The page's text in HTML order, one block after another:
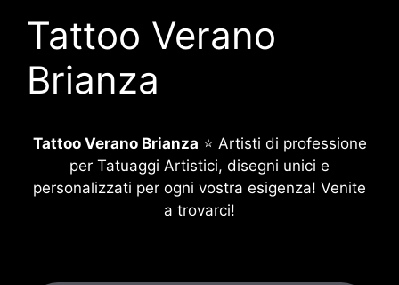
Tattoo Verano
Brianza
Tattoo Verano Brianza ⭐ Artisti di professione
per Tatuaggi Artistici, disegni unici e
personalizzati per ogni vostra esigenza! Venite
a trovarci!